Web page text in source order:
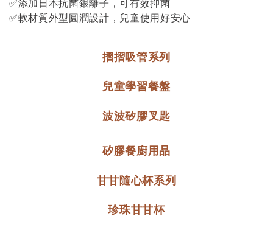
✅添加日本抗菌銀離子，可有效抑菌
✅軟材質外型圓潤設計，兒童使用好安心
摺摺吸管系列
兒童學習餐盤
波波矽膠叉匙
矽膠餐廚用品
甘甘隨心杯系列
珍珠甘甘杯